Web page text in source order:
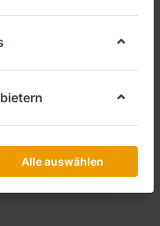
Alle auswählen